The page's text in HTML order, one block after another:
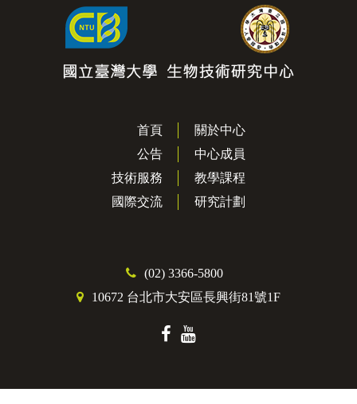
首頁
關於中心
公告
中心成員
技術服務
教學課程
國際交流
研究計劃
(02) 3366-5800
10672 台北市大安區長興街81號1F